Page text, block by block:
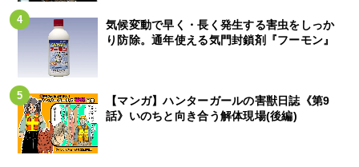
気候変動で早く・長く発生する害虫をしっか
り防除。通年使える気門封鎖剤『フーモン』
【マンガ】ハンターガールの害獣日誌《第9
話》いのちと向き合う解体現場(後編)